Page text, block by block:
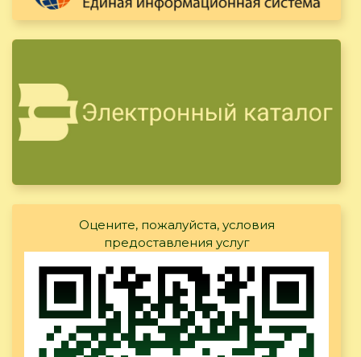
Оцените, пожалуйста, условия
предоставления услуг